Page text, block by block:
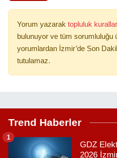
Yorum yazarak topluluk
bulunuyor ve tüm sorumluluğu
yorumlardan İzmir’de Son
tutulamaz.
Trend Haberler
GDZ
2026
1